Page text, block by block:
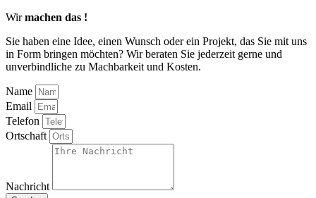
Wirmachen das !
Sie haben eine Idee, einen Wunsch oder ein Projekt, das Sie mit uns
in Form bringen möchten? Wir beraten Sie jederzeit gerne und
unverbindliche zu Machbarkeit und Kosten.
Name
Email
Telefon
Ortschaft
Nachricht